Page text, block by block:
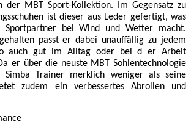
der MBT Sport-Kollektion. Im Gegensatz zu
ist dieser aus Leder gefertigt, was
Sportpartner bei Wind und Wetter macht.
passt er dabei unauffällig zu jedem
auch gut im Alltag oder bei d er Arbeit
er über die neuste MBT Sohlentechnologie
Trainer merklich weniger als seine
zudem ein verbessertes Abrollen und